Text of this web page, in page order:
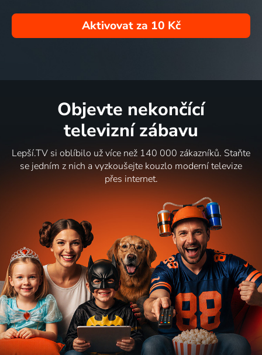
Aktivovat za 10 Kč
Objevte nekončící
televizní zábavu
Lepší.TV si oblíbilo už více než 140 000 zákazníků. Staňte
se jedním z nich a vyzkoušejte kouzlo moderní televize
přes internet.